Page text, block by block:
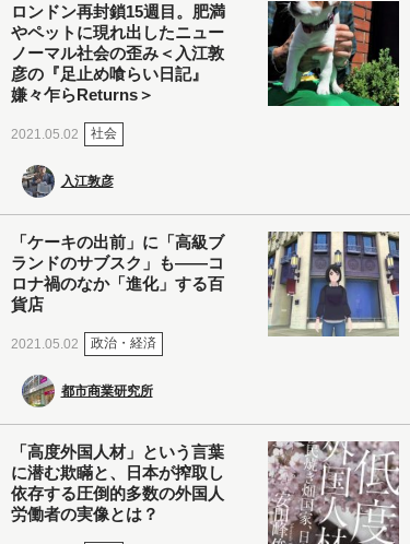
ロンドン再封鎖15週目。肥満
やペットに現れ出したニュー
ノーマル社会の歪み＜入江敦
彦の『足止め喰らい日記』
嫌々乍らReturns＞
2021.05.02 社会
入江敦彦
「ケーキの出前」に「高級ブ
ランドのサブスク」も――コ
ロナ禍のなか「進化」する百
貨店
2021.05.02 政治・経済
都市商業研究所
「高度外国人材」という言葉
に潜む欺瞞と、日本が搾取し
依存する圧倒的多数の外国人
労働者の実像とは？